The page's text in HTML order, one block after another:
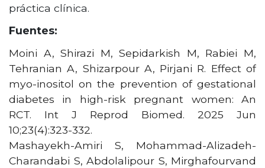
práctica clínica.
Fuentes:
Moini A, Shirazi M, Sepidarkish M, Rabiei M,
Tehranian A, Shizarpour A, Pirjani R. Effect of
myo-inositol on the prevention of gestational
diabetes in high-risk pregnant women: An
RCT. Int J Reprod Biomed. 2025 Jun
10;23(4):323-332.
Mashayekh-Amiri S, Mohammad-Alizadeh-
Charandabi S, Abdolalipour S, Mirghafourvand